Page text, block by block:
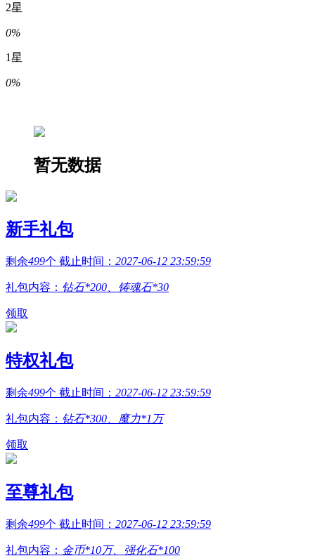
2星
0%
1星
0%
暂无数据
新手礼包
剩余499个 截止时间： 2027-06-12 23:59:59
礼包内容： 钻石*200、铸魂石*30
领取
特权礼包
剩余499个 截止时间： 2027-06-12 23:59:59
礼包内容： 钻石*300、魔力*1万
领取
至尊礼包
剩余499个 截止时间： 2027-06-12 23:59:59
礼包内容： 金币*10万、强化石*100